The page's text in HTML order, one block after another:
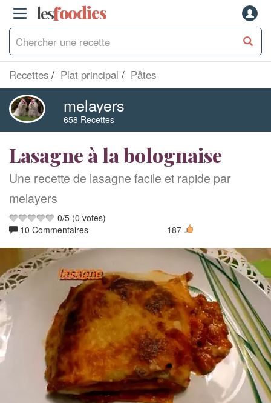
lesfoodies
Recettes Plat principal Pâtes
melayers
658 Recettes
Lasagne à la bolognaise
Une recette de lasagne facile et rapide par
melayers
0/5 (0 votes)
10 Commentaires
187